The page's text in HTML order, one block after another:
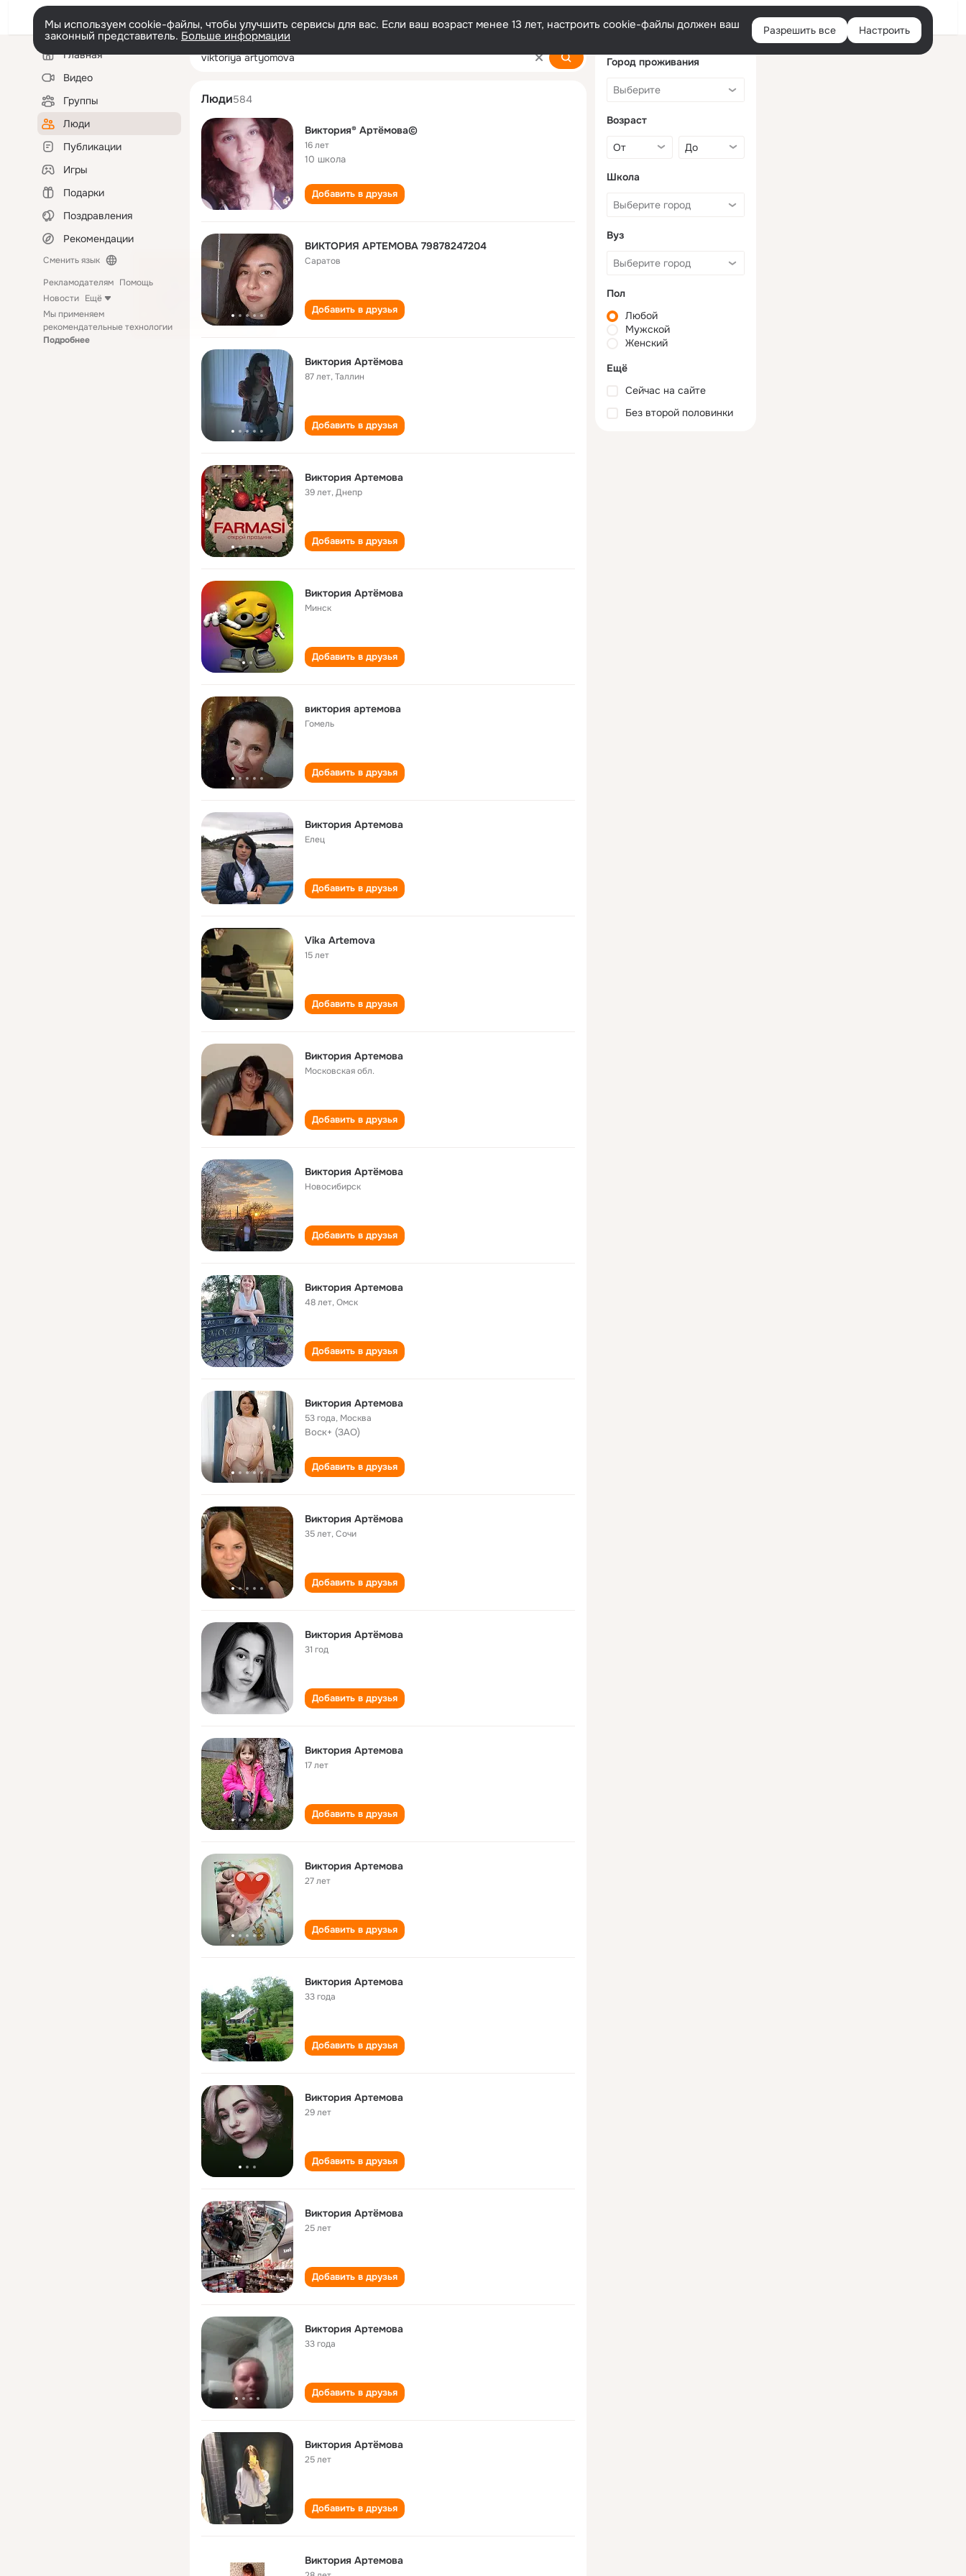
Войти
Мы используем cookie-файлы, чтобы улучшить сервисы для вас. Если ваш возраст менее 13 лет, настроить cookie-файлы должен ваш
законный представитель. Больше информации Разрешить все Настроить
Левая
колонкаГлавная
Видео
Группы
Люди
Публикации
Игры
Подарки
Поздравления
Рекомендации
Сменить язык
Рекламодателям Помощь
Новости Ещё
Мы применяем
рекомендательные технологии
Подробнее
viktoriya artyomova
Люди584
Виктория® Артёмова©
16 лет
10 школа
Добавить в друзья
ВИКТОРИЯ АРТЕМОВА 79878247204
Саратов
Добавить в друзья
Виктория Артёмова
87 лет,Таллин
Добавить в друзья
Виктория Артемова
39 лет,Днепр
Добавить в друзья
Виктория Артёмова
Минск
Добавить в друзья
виктория артемова
Гомель
Добавить в друзья
Виктория Артемова
Елец
Добавить в друзья
Vika Artemova
15 лет
Добавить в друзья
Виктория Артемова
Московская обл.
Добавить в друзья
Виктория Артёмова
Новосибирск
Добавить в друзья
Виктория Артемова
48 лет,Омск
Добавить в друзья
Виктория Артемова
53 года, Москва
Воск+ (ЗАО)
Добавить в друзья
Виктория Артёмова
35 лет,Сочи
Добавить в друзья
Виктория Артёмова
31 год
Добавить в друзья
Виктория Артемова
17 лет
Добавить в друзья
Виктория Артемова
27 лет
Добавить в друзья
Виктория Артемова
33 года
Добавить в друзья
Виктория Артемова
29 лет
Добавить в друзья
Виктория Артёмова
25 лет
Добавить в друзья
Виктория Артемова
33 года
Добавить в друзья
Виктория Артёмова
25 лет
Добавить в друзья
Виктория Артемова
Город проживания
Возраст
Школа
Вуз
Пол
Любой
Мужской
Женский
Ещё
Сейчас на сайте
Без второй половинки